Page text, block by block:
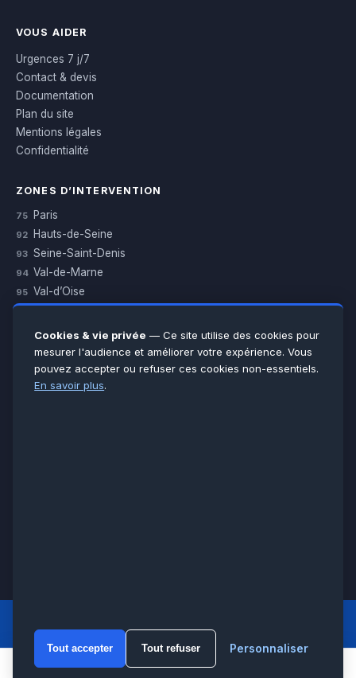
VOUS AIDER
Urgences 7 j/7
Contact & devis
Documentation
Plan du site
Mentions légales
Confidentialité
ZONES D’INTERVENTION
75 Paris
92 Hauts-de-Seine
93 Seine-Saint-Denis
94 Val-de-Marne
95 Val-d’Oise
Essonne
Seine-et-Marne
Voir toutes les villes →
LCM
Cookies & vie privée — Ce site utilise des cookies pour
mesurer l'audience et améliorer votre expérience. Vous
pouvez accepter ou refuser ces cookies non-essentiels.
En savoir plus.
Tout accepter Tout refuser Personnaliser